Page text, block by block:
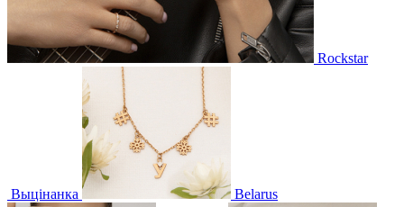
Rockstar
Выцінанка Belarus